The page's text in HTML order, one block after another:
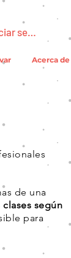
sesión
Acerca de
de una
clases según
para